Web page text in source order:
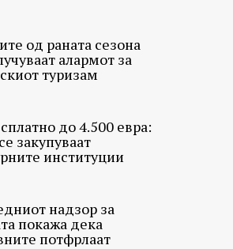
од раната сезона
алармот за
туризам
до 4.500 евра:
закупуваат
институции
надзор за
покажа дека
потфрлаат